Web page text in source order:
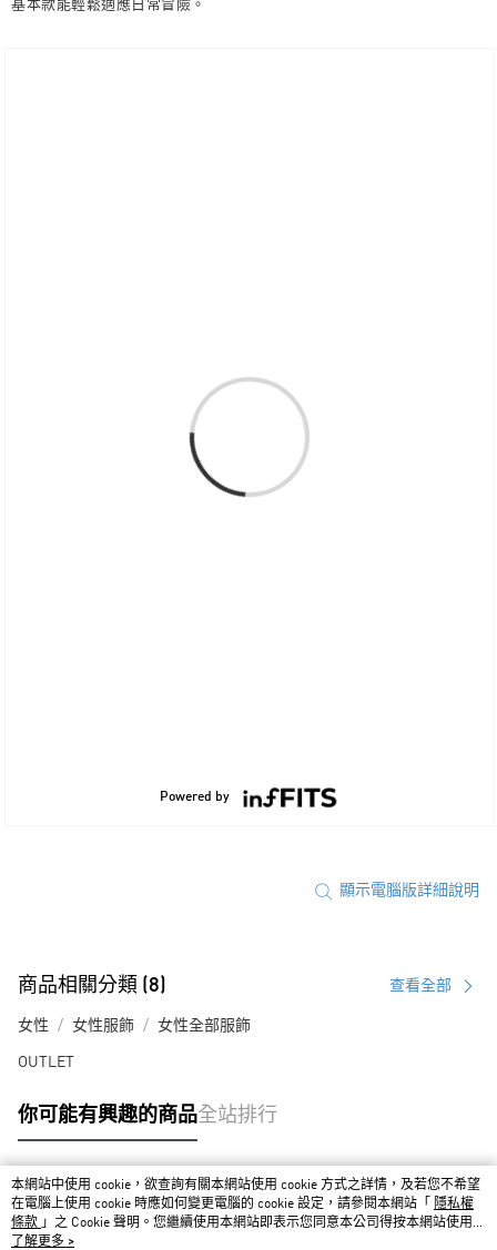
基本款能輕鬆適應日常冒險。
顯示電腦版詳細說明
商品相關分類 (8) 查看全部
女性 女性服飾 女性全部服飾
OUTLET
你可能有興趣的商品全站排行
熱門標籤
本網站中使用 cookie，欲查詢有關本網站使用 cookie 方式之詳情，及若您不希望
在電腦上使用 cookie 時應如何變更電腦的 cookie 設定，請參閱本網站「
隱私權
條款 」之 Cookie 聲明。您繼續使用本網站即表示您同意本公司得按本網站使用條
款之 Cookie 聲明使用 cookie。
了解更多 >